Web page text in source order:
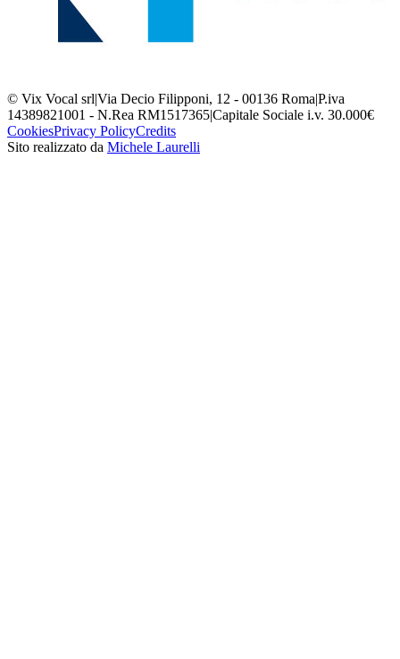
© Vix Vocal srl|Via Decio Filipponi, 12 - 00136 Roma|P.iva
14389821001 - N.Rea RM1517365|Capitale Sociale i.v. 30.000€
CookiesPrivacy PolicyCredits
Sito realizzato da Michele Laurelli